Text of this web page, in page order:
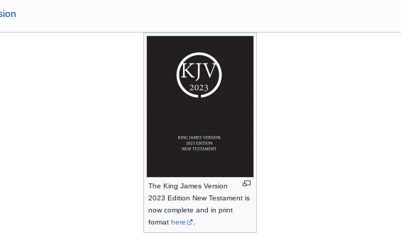
The King James Version
2023 Edition New Testament is
now complete and in print
format here .